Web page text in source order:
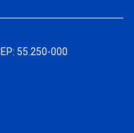
55.250-000